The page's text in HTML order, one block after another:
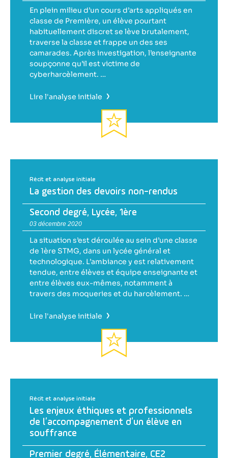
En plein milieu d’un cours d’arts appliqués en
classe de Première, un élève pourtant
habituellement discret se lève brutalement,
traverse la classe et frappe un des ses
camarades. Après investigation, l’enseignante
soupçonne qu’il est victime de
cyberharcèlement. …
Lire l'analyse initiale ›
Récit et analyse initiale
La gestion des devoirs non-rendus
Second degré, Lycée, 1ère
03 décembre 2020
La situation s’est déroulée au sein d’une classe
de 1ère STMG, dans un lycée général et
technologique. L’ambiance y est relativement
tendue, entre élèves et équipe enseignante et
entre élèves eux-mêmes, notamment à
travers des moqueries et du harcèlement. …
Lire l'analyse initiale ›
Récit et analyse initiale
Les enjeux éthiques et professionnels
de l’accompagnement d’un élève en
souffrance
Premier degré, Élémentaire, CE2